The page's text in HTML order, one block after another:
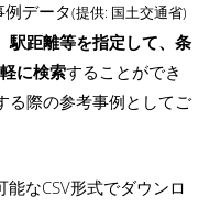
データ(提供: 国土交通省)
駅距離等を指定して、条
に検索することができ
る際の参考事例としてご
なCSV形式でダウンロ